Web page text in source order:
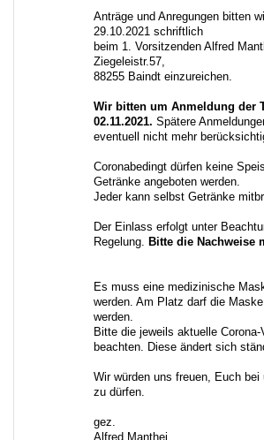
Anträge und Anregungen bitten
29.10.2021 schriftlich
beim 1. Vorsitzenden Alfred
Ziegeleistr.57,
88255 Baindt einzureichen.
Wir bitten um Anmeldung der
02.11.2021. Spätere
eventuell nicht mehr
Coronabedingt dürfen keine
Getränke angeboten werden.
Jeder kann selbst Getränke
Der Einlass erfolgt unter
Regelung. Bitte die Nachweise
Es muss eine medizinische
werden. Am Platz darf die
werden.
Bitte die jeweils aktuelle Corona-
beachten. Diese ändert sich
Wir würden uns freuen, Euch bei
zu dürfen.
gez.